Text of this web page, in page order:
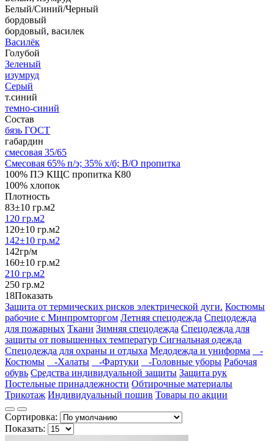
Белый/Синий/Черный
бордовый
бордовый, василек
Василёк
Голубой
Зеленый
изумруд
Серый
т.синий
темно-синий
Состав
бязь ГОСТ
габардин
смесовая 35/65
Смесовая 65% п/э; 35% х/б; В/О пропитка
100% ПЭ КЩС пропитка К80
100% хлопок
Плотность
83±10 гр.м2
120 гр.м2
120±10 гр.м2
142±10 гр.м2
142гр/м
160±10 гр.м2
210 гр.м2
250 гр.м2
18Показать
Защита от термических рисков электрической дуги. Костюмы
рабочие с Минпромторгом Летняя спецодежда Спецодежда
для пожарных Ткани Зимняя спецодежда Спецодежда для
защиты от повышенных температур Сигнальная одежда
Спецодежда для охраны и отдыха Медодежда и униформа
-
Костюмы
-Халаты -Фартуки -Головные уборы Рабочая
обувь Средства индивидуальной защиты Защита рук
Постельные принадлежности Обтирочные материалы
Трикотаж Индивидуальный пошив Товары по акции
Сортировка:
Показать: